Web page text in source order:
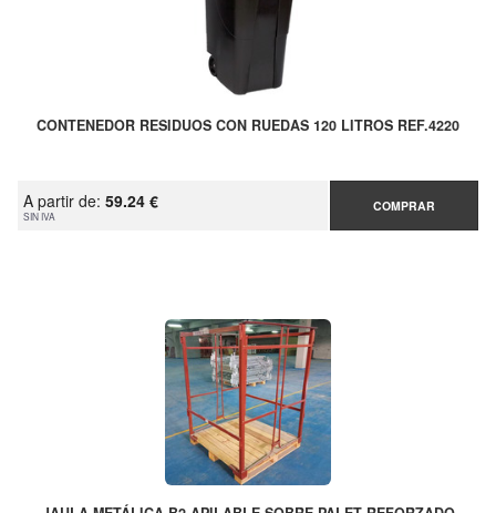
CONTENEDOR RESIDUOS CON RUEDAS 120 LITROS REF.4220
A partir de: 59.24 €
SIN IVA
COMPRAR